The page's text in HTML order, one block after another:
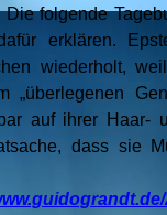
Die folgende
erklären.
wiederholt,
„überlegenen
auf ihrer Haar-
dass sie